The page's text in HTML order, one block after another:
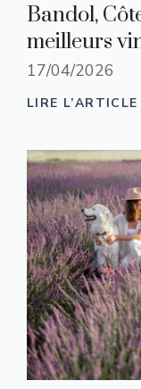
Bandol,
meilleurs
17/04/2026
LIRE L’ARTICLE